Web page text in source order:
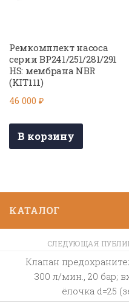
Ремкомплект насоса
серии BP241/251/281/291
HS: мембрана NBR
(KIT111)
46 000 ₽
В корзину
КАТАЛОГ
СЛЕДУЮЩАЯ
Клапан
300 л/мин., 20 бар;
ёлочка d=25